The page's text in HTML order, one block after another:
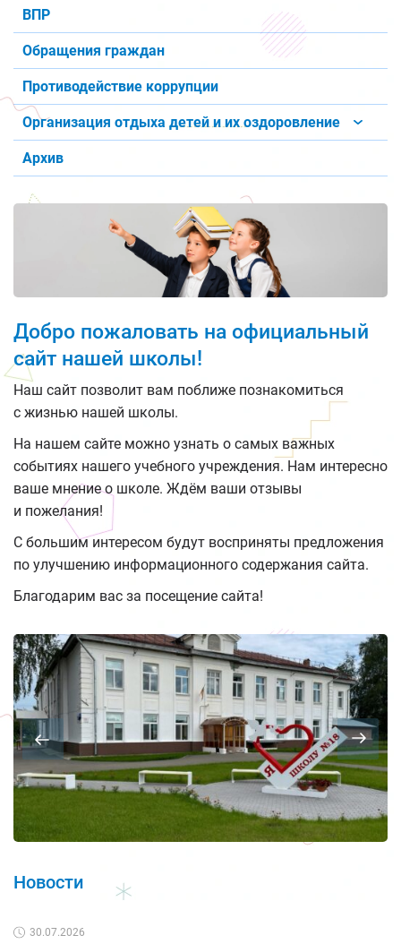
ВПР
Обращения граждан
Противодействие коррупции
Организация отдыха детей и их оздоровление
Архив
Добро пожаловать на официальный
сайт нашей школы!
Наш сайт позволит вам поближе познакомиться
с жизнью нашей школы.
На нашем сайте можно узнать о самых важных
событиях нашего учебного учреждения. Нам интересно
ваше мнение о школе. Ждём ваши отзывы
и пожелания!
С большим интересом будут восприняты предложения
по улучшению информационного содержания сайта.
Благодарим вас за посещение сайта!
Новости
30.07.2026